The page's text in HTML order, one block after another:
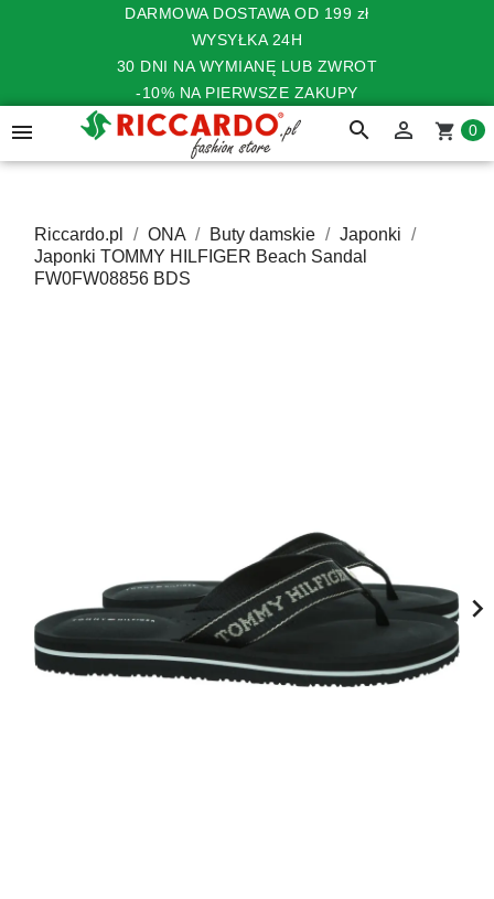
DARMOWA DOSTAWA OD 199 zł
WYSYŁKA 24H
30 DNI NA WYMIANĘ LUB ZWROT
-10% NA PIERWSZE ZAKUPY
 search  shopping_cart 0
Riccardo.pl ONA Buty damskie
Japonki
Japonki TOMMY HILFIGER Beach Sandal
FW0FW08856 BDS
